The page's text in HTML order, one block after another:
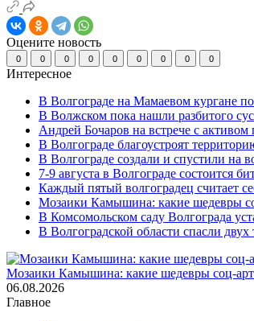
Оцените новость
0 0 0 0 0 0 0 0 0
Интересное
В Волгограде на Мамаевом кургане
В Волжском пока нашли разбитого
Андрей Бочаров на встрече с активом
В Волгограде благоустроят
В Волгограде создали и спустили на
7-9 августа в Волгограде состоится
Каждый пятый волгоградец считает
Мозаики Камышина: какие шедевры
В Комсомольском саду Волгограда
В Волгоградской области спасли
Мозаики Камышина: какие шедевры соц-
06.08.2026
Главное